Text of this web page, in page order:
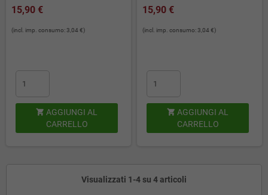
15,90 €
(incl. imp. consumo: 3,04 €)
 AGGIUNGI AL
CARRELLO
15,90 €
(incl. imp. consumo: 3,04 €)
 AGGIUNGI AL
CARRELLO
Visualizzati 1-4 su 4 articoli